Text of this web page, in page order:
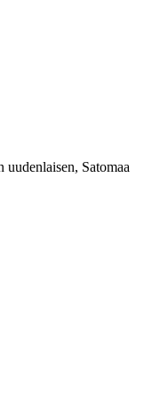
uudenlaisen, Satomaa